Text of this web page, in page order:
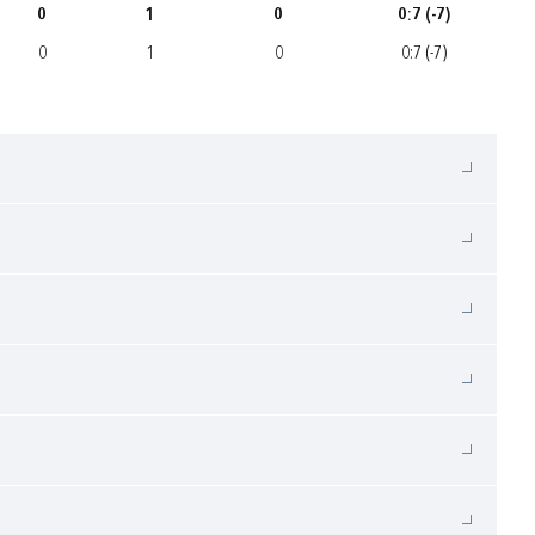
0 1 0 0:7 (-7)
0 1 0 0:7 (-7)